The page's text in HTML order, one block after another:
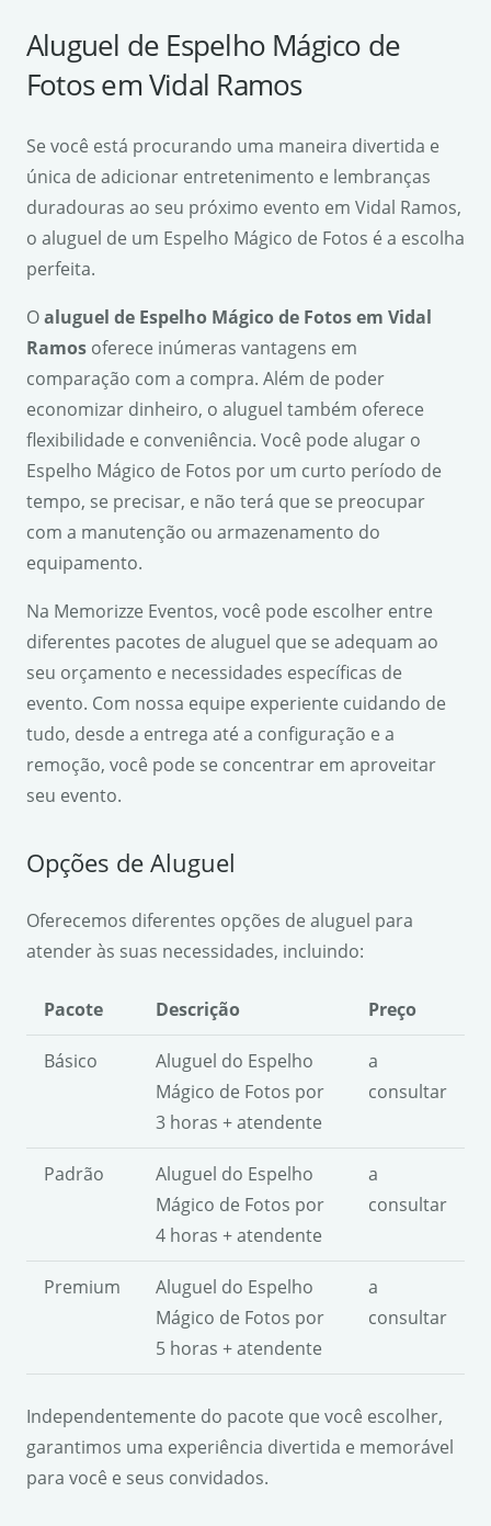
Aluguel de Espelho Mágico de
Fotos em Vidal Ramos
Se você está procurando uma maneira divertida e
única de adicionar entretenimento e lembranças
duradouras ao seu próximo evento em Vidal Ramos,
o aluguel de um Espelho Mágico de Fotos é a escolha
perfeita.
Oaluguel de Espelho Mágico de Fotos em Vidal
Ramos oferece inúmeras vantagens em
comparação com a compra. Além de poder
economizar dinheiro, o aluguel também oferece
flexibilidade e conveniência. Você pode alugar o
Espelho Mágico de Fotos por um curto período de
tempo, se precisar, e não terá que se preocupar
com a manutenção ou armazenamento do
equipamento.
Na Memorizze Eventos, você pode escolher entre
diferentes pacotes de aluguel que se adequam ao
seu orçamento e necessidades específicas de
evento. Com nossa equipe experiente cuidando de
tudo, desde a entrega até a configuração e a
remoção, você pode se concentrar em aproveitar
seu evento.
Opções de Aluguel
Oferecemos diferentes opções de aluguel para
atender às suas necessidades, incluindo:
Pacote Descrição Preço
Básico
Aluguel do Espelho
Mágico de Fotos por
3 horas + atendente
a
consultar
Padrão
Aluguel do Espelho
Mágico de Fotos por
4 horas + atendente
a
consultar
Premium
Aluguel do Espelho
Mágico de Fotos por
5 horas + atendente
a
consultar
Independentemente do pacote que você escolher,
garantimos uma experiência divertida e memorável
para você e seus convidados.